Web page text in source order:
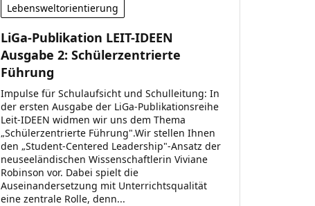
Lebensweltorientierung
LiGa-Publikation LEIT-IDEEN
Ausgabe 2: Schülerzentrierte
Führung
Impulse für Schulaufsicht und Schulleitung: In
der ersten Ausgabe der LiGa-Publikationsreihe
Leit-IDEEN widmen wir uns dem Thema
„Schülerzentrierte Führung".Wir stellen Ihnen
den „Student-Centered Leadership"-Ansatz der
neuseeländischen Wissenschaftlerin Viviane
Robinson vor. Dabei spielt die
Auseinandersetzung mit Unterrichtsqualität
eine zentrale Rolle, denn...